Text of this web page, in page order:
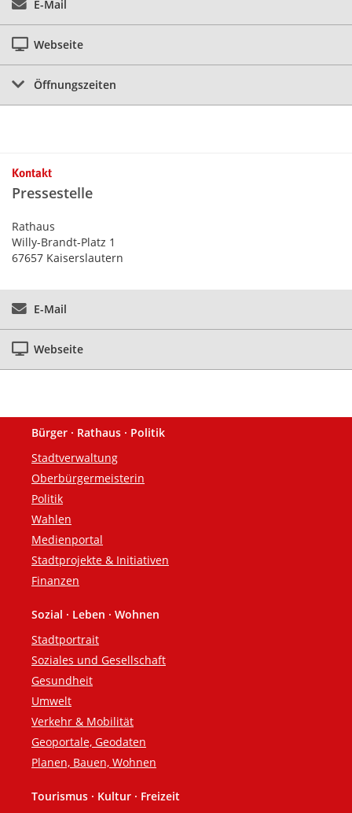
E-Mail
Webseite
Öffnungszeiten
Kontakt
Pressestelle
Rathaus
Willy-Brandt-Platz 1
67657 Kaiserslautern
E-Mail
Webseite
Fußzeile
Bürger · Rathaus · Politik
Stadtverwaltung
Oberbürgermeisterin
Politik
Wahlen
Medienportal
Stadtprojekte & Initiativen
Finanzen
Sozial · Leben · Wohnen
Stadtportrait
Soziales und Gesellschaft
Gesundheit
Umwelt
Verkehr & Mobilität
Geoportale, Geodaten
Planen, Bauen, Wohnen
Tourismus · Kultur · Freizeit